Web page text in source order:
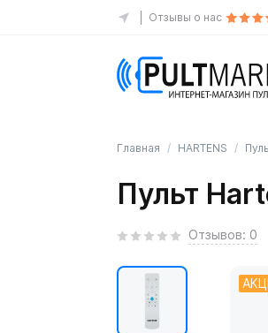
Отзывы о нас
Главная HARTENS
Пульт
Отзывов: 0